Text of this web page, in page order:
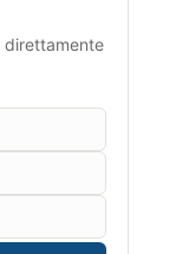
direttamente